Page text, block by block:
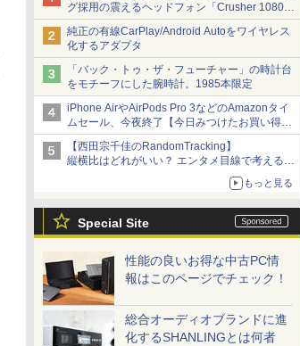
グ採用の震えるヘッドフォン「Crusher 1080
ANC」
純正の有線CarPlay/Android Autoをワイヤレス
化するアダプタ
「バック・トゥ・ザ・フューチャー」の時計台
をモチーフにした腕時計。1985本限定
iPhone AirやAirPods Pro 3などのAmazonタイ
ムセール、今夜終了【今日みつけたお買い得
品】
【西田宗千佳のRandomTracking】
縦横比はどれがいい？ エンタメ目線で考える、
もっと見る
Special Site
性能の良いお得な中古PC情
報はこのページでチェック！
総合オーディオブランドに進
化するSHANLINGとは何者